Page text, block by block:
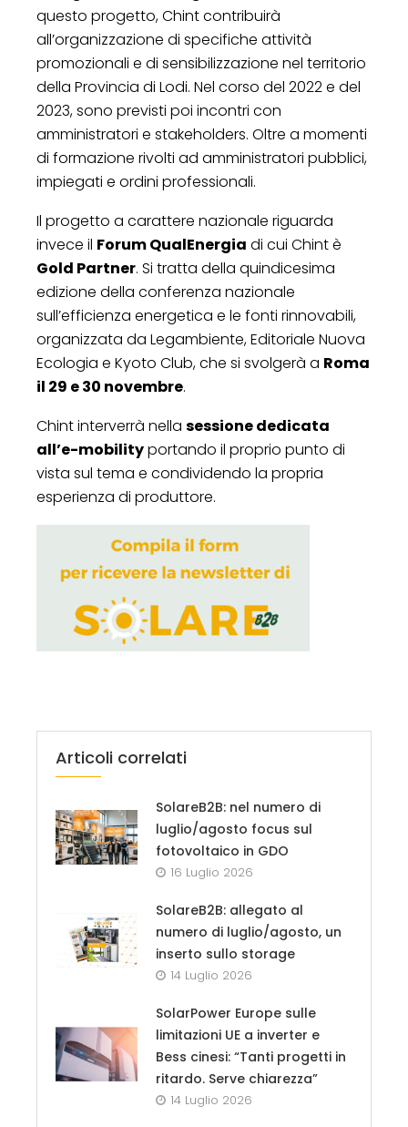
questo progetto, Chint contribuirà
all’organizzazione di specifiche attività
promozionali e di sensibilizzazione nel territorio
della Provincia di Lodi. Nel corso del 2022 e del
2023, sono previsti poi incontri con
amministratori e stakeholders. Oltre a momenti
di formazione rivolti ad amministratori pubblici,
impiegati e ordini professionali.
Il progetto a carattere nazionale riguarda
invece il Forum QualEnergia di cui Chint è
Gold Partner. Si tratta della quindicesima
edizione della conferenza nazionale
sull’efficienza energetica e le fonti rinnovabili,
organizzata da Legambiente, Editoriale Nuova
Ecologia e Kyoto Club, che si svolgerà a Roma
il 29 e 30 novembre.
Chint interverrà nella sessione dedicata
all’e-mobilityportando il proprio punto di
vista sul tema e condividendo la propria
esperienza di produttore.
Articoli correlati
SolareB2B: nel numero di
luglio/agosto focus sul
fotovoltaico in GDO
16 Luglio 2026
SolareB2B: allegato al
numero di luglio/agosto, un
inserto sullo storage
14 Luglio 2026
SolarPower Europe sulle
limitazioni UE a inverter e
Bess cinesi: “Tanti progetti in
ritardo. Serve chiarezza”
14 Luglio 2026